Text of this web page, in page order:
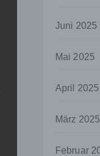
Juni 2025
Mai 2025
April 2025
März 2025
Februar